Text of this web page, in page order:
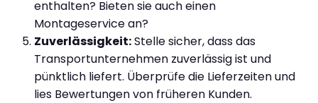
enthalten? Bieten sie auch einen
Montageservice an?
Zuverlässigkeit:Stelle sicher, dass das
Transportunternehmen zuverlässig ist und
pünktlich liefert. Überprüfe die Lieferzeiten und
lies Bewertungen von früheren Kunden.